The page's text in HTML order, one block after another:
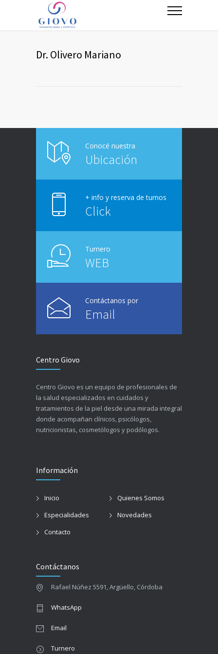
Dr. Olivero Mariano
Conocé nuestra
Ubicación
+ info y reserva de turnos
Click
Turnero
WEB
Contáctanos por
Email
Centro Giovo
Centro Giovo es un equipo de profesionales de
la salud especializados en cuidados y
tratamientos de la piel desde una mirada integral
donde acompañan clínicos, psicólogos,
nutricionistas, cosmetólogos y podólogos.
Información
Inicio
Quienes Somos
Especialidades
Novedades
Contacto
Contáctanos
Rafael Núñez 5591, Argüello, Córdoba
WhatsApp
Email
Turnero